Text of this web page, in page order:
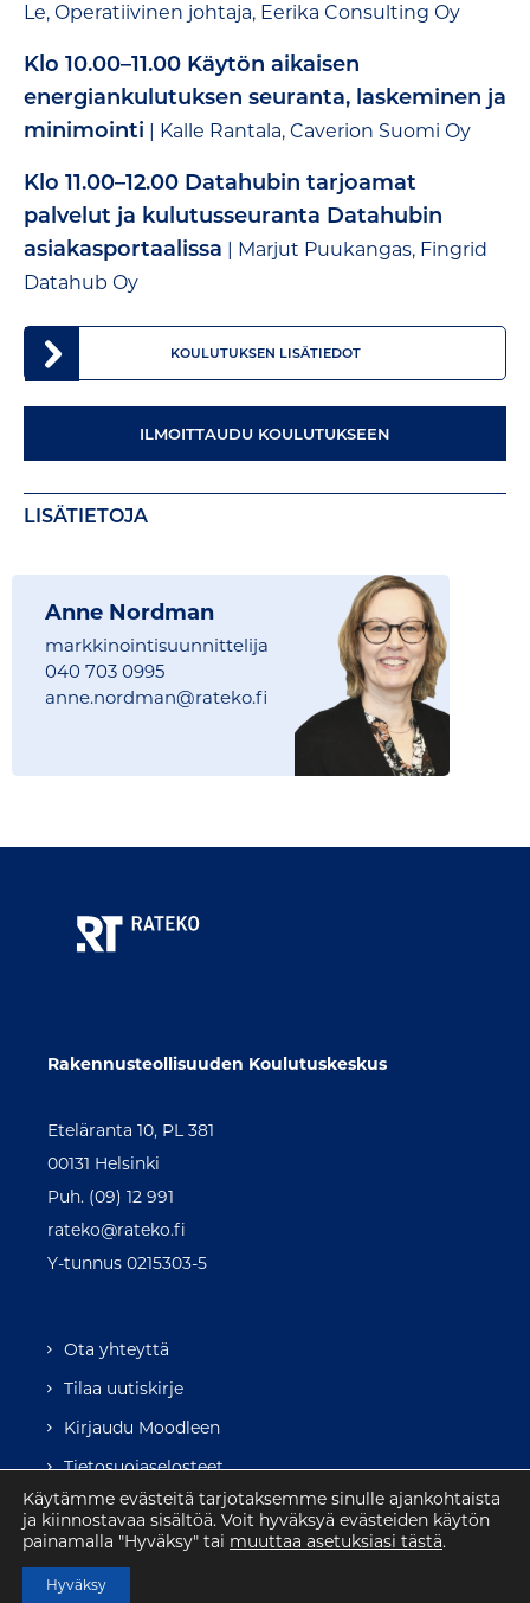
Le, Operatiivinen johtaja, Eerika Consulting Oy ​
​Klo 10.00–11.00 Käytön aikaisen
energiankulutuksen seuranta, laskeminen ja
minimointi ​| Kalle Rantala, Caverion Suomi Oy
Klo 11.00–12.00 Datahubin tarjoamat
palvelut ja kulutusseuranta Datahubin
asiakasportaalissa ​| Marjut Puukangas, Fingrid
Datahub Oy
KOULUTUKSEN LISÄTIEDOT
ILMOITTAUDU KOULUTUKSEEN
LISÄTIETOJA
Anne Nordman
markkinointisuunnittelija
040 703 0995
anne.nordman@rateko.fi
Rakennusteollisuuden Koulutuskeskus
Eteläranta 10, PL 381
00131 Helsinki
Puh. (09) 12 991
rateko@rateko.fi
Y-tunnus 0215303-5
Ota yhteyttä
Tilaa uutiskirje
Kirjaudu Moodleen
Tietosuojaselosteet
Käytämme evästeitä tarjotaksemme sinulle ajankohtaista
ja kiinnostavaa sisältöä. Voit hyväksyä evästeiden käytön
painamalla "Hyväksy" tai muuttaa asetuksiasi tästä.
Hyväksy